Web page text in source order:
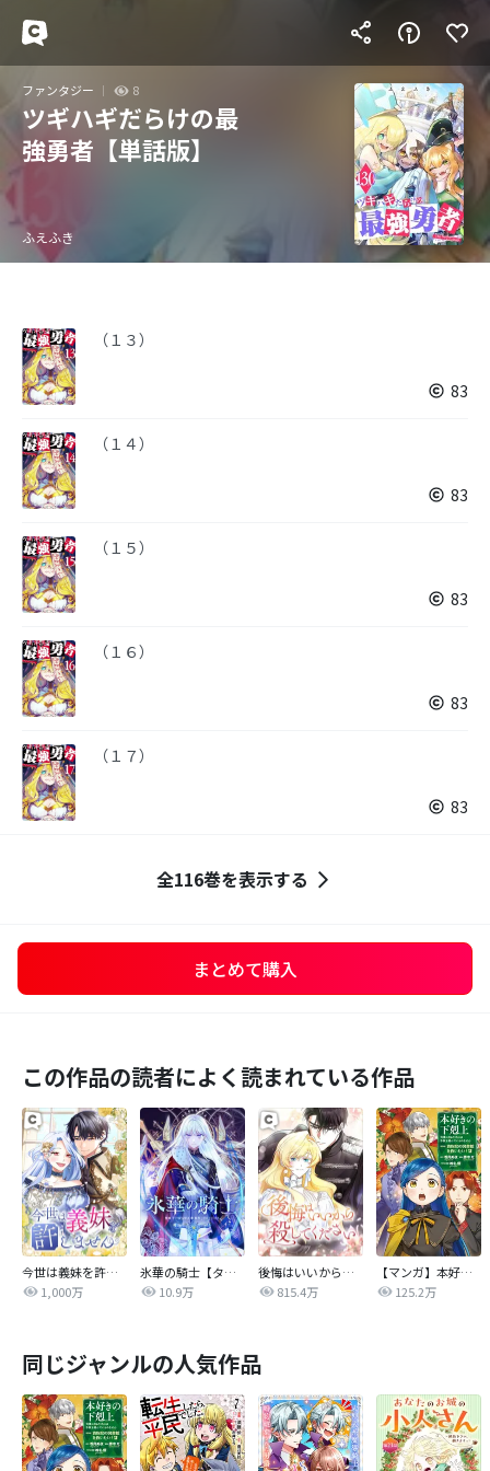
ファンタジー 8
ツギハギだらけの最
強勇者【単話版】
ふえふき
（１３）
83
（１４）
83
（１５）
83
（１６）
83
（１７）
83
全116巻を表示する
まとめて購入
この作品の読者によく読まれている作品
今世は義妹を許しません
1,000万
氷華の騎士【タテヨミ】
10.9万
後悔はいいから殺してください
815.4万
【マンガ】本好きの下剋上 第四部
125.2万
同じジャンルの人気作品